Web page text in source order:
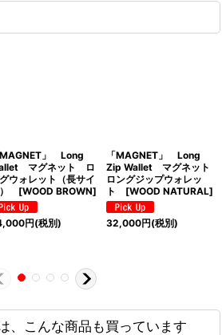
MAGNET」 Long
マグネット ロ
ウォレット（長サイ
[WOOD BROWN]
円(税別)
「MAGNET」 Long
Zip Wallet マグネット
ロングジップウォレッ
ト [WOOD NATURAL]
32,000円(税別)
、こんな商品も買っています